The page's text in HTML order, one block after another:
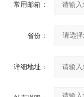
常用邮箱：
省份：
详细地址：